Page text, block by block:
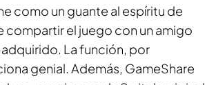
como un guante al espíritu de
compartir el juego con un amigo
adquirido. La función, por
genial. Además, GameShare